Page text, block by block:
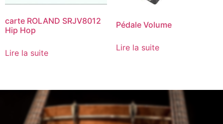
carte ROLAND SRJV8012
Hip Hop
Lire la suite
Pédale Volume
Lire la suite